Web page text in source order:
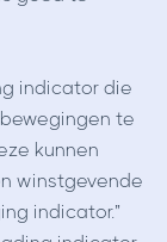
indicator die
te
kunnen
winstgevende
indicator.”